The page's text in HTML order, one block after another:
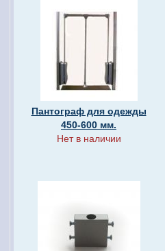
Пантограф для одежды
450-600 мм.
Нет в наличии